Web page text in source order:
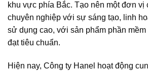
khu vực phía Bắc. Tạo nên một đơn vị
chuyên nghiệp với sự sáng tạo, linh
sử dụng cao, với sản phẩm phần
đạt tiêu chuẩn.
Hiện nay, Công ty Hanel hoạt động